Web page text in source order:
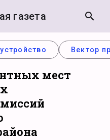
газета search
Вектор
мест